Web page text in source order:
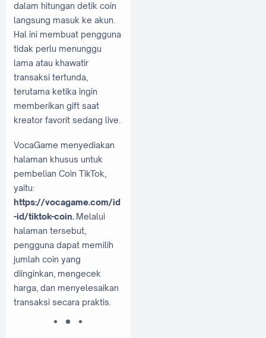
dalam hitungan detik coin
langsung masuk ke akun.
Hal ini membuat pengguna
tidak perlu menunggu
lama atau khawatir
transaksi tertunda,
terutama ketika ingin
memberikan gift saat
kreator favorit sedang live.
VocaGame menyediakan
halaman khusus untuk
pembelian Coin TikTok,
yaitu:
https://vocagame.com/id
-id/tiktok-coin. Melalui
halaman tersebut,
pengguna dapat memilih
jumlah coin yang
diinginkan, mengecek
harga, dan menyelesaikan
transaksi secara praktis.